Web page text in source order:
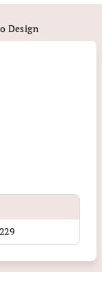
Design